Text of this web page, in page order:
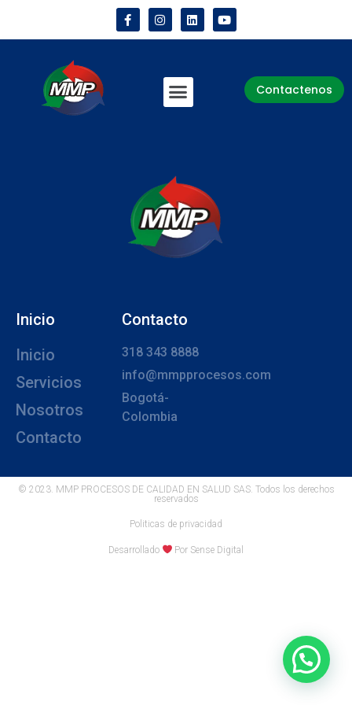
Contactenos
Inicio
Inicio
Servicios
Nosotros
Contacto
Contacto
318 343 8888
info@mmpprocesos.com
Bogotá-
Colombia
© 2023. MMP PROCESOS DE CALIDAD EN SALUD SAS. Todos los derechos
reservados
Politicas de privacidad
Desarrollado Por Sense Digital